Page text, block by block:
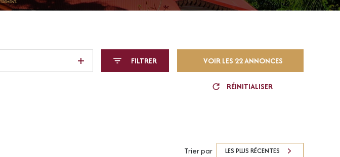
FILTRER VOIR LES 22ANNONCES
RÉINITIALISER
Trier par LES PLUS RÉCENTES